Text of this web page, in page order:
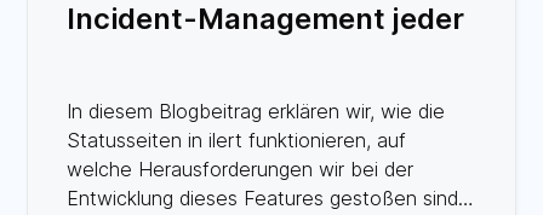
Incident-Management jeder
In diesem Blogbeitrag erklären wir, wie die
Statusseiten in ilert funktionieren, auf
welche Herausforderungen wir bei der
Entwicklung dieses Features gestoßen sind